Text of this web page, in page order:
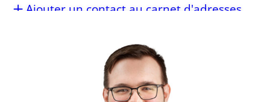
Ajouter un contact au carnet d'adresses